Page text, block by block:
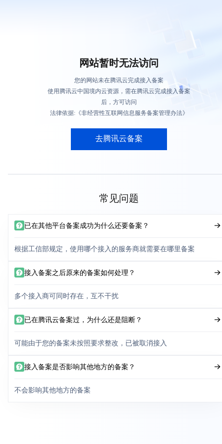
网站暂时无法访问
您的网站未在腾讯云完成接入备案
使用腾讯云中国境内云资源，需在腾讯云完成接入备案
后，方可访问
法律依据:《非经营性互联网信息服务备案管理办法》
去腾讯云备案
常见问题
已在其他平台备案成功为什么还要备案？
根据工信部规定，使用哪个接入的服务商就需要在哪里备案
接入备案之后原来的备案如何处理？
多个接入商可同时存在，互不干扰
已在腾讯云备案过，为什么还是阻断？
可能由于您的备案未按照要求整改，已被取消接入
接入备案是否影响其他地方的备案？
不会影响其他地方的备案